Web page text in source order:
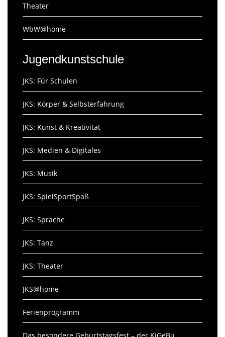
Theater
WbW@home
Jugendkunstschule
JKS: Für Schulen
JKS: Körper & Selbsterfahrung
JKS: Kunst & Kreativität
JKS: Medien & Digitales
JKS: Musik
JKS: SpielSportSpaß
JKS: Sprache
JKS: Tanz
JKS: Theater
JKS@home
Ferienprogramm
Das besondere Geburtstagsfest – der KiGeBu